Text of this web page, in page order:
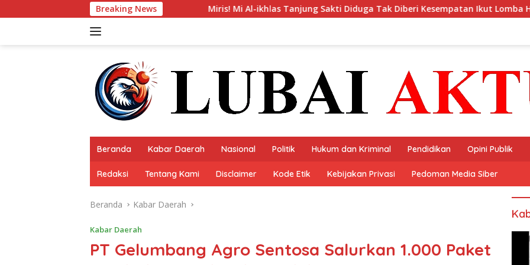
ke
Breaking News
Miris! Mi Al-ikhlas Tanjung Sakti Diduga Tak Diberi Kesempatan Ikut Lomba Hut Ri Ke-81 Oleh Oknum
Beranda Kabar Daerah Nasional Politik Hukum dan Kriminal Pendidikan Opini Publik
Redaksi Tentang Kami Disclaimer Kode Etik Kebijakan Privasi Pedoman Media Siber
Beranda Kabar Daerah
Kabar Daerah
PT Gelumbang Agro Sentosa Salurkan 1.000 Paket